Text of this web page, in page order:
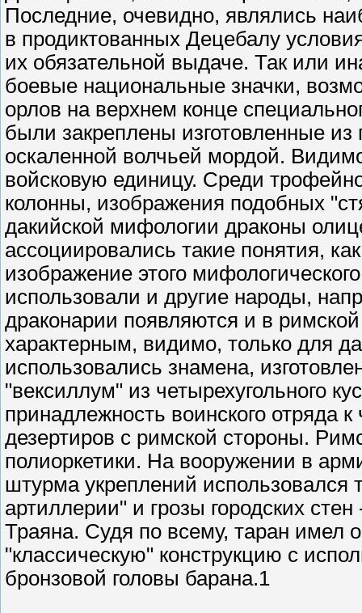
Последние, очевидно, являлись
в продиктованных Децебалу
их обязательной выдаче. Так или
боевые национальные значки,
орлов на верхнем конце
были закреплены изготовленные
оскаленной волчьей мордой.
войсковую единицу. Среди
колонны, изображения подобных
дакийской мифологии драконы
ассоциировались такие понятия,
изображение этого
использовали и другие народы,
драконарии появляются и в
характерным, видимо, только для
использовались знамена,
"вексиллум" из четырехугольного
принадлежность воинского отряда
дезертиров с римской стороны.
полиоркетики. На вооружении в
штурма укреплений использовался
артиллерии" и грозы городских
Траяна. Судя по всему, таран
"классическую" конструкцию с
бронзовой головы барана.1